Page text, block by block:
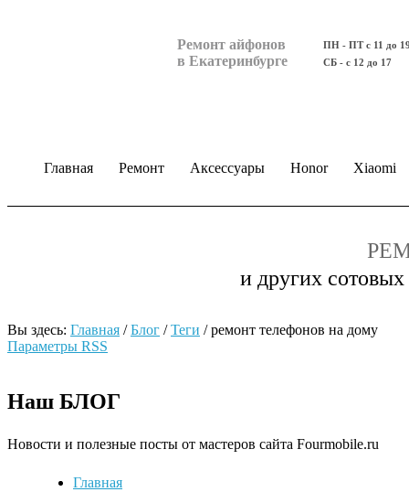
Ремонт айфонов
в Екатеринбурге
ПН - ПТ с 11 до
СБ - с 12 до 17
Главная Ремонт Аксессуары Honor Xiaomi
и других
Вы здесь: Главная /Блог /Теги /ремонт телефонов на дому
Параметры RSS
Наш БЛОГ
Новости и полезные посты от мастеров сайта Fourmobile.ru
Главная